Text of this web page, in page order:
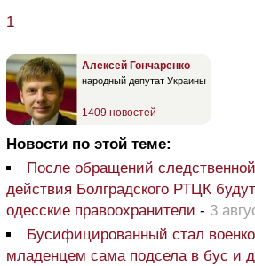
1
Алексей Гончаренко
народный депутат Украины
1409 новостей
Новости по этой теме:
После обращений
действия Болградского РТЦК
одесские правоохранители - 3
Бусифицированный стал
младенцем сама подсела в бус и